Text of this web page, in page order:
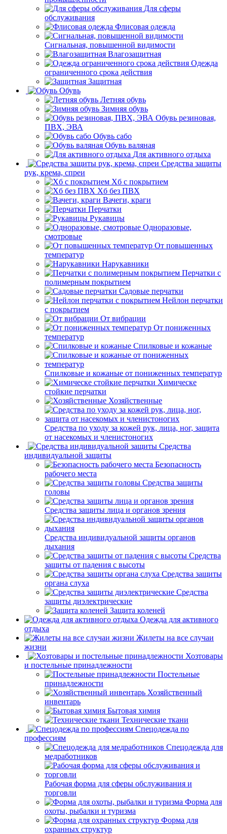
Для сферы
обслуживания
Флисовая одежда
Сигнальная, повышенной видимости
Влагозащитная
Одежда
ограниченного срока действия
Защитная
Обувь
Летняя обувь
Зимняя обувь
Обувь резиновая,
ПВХ, ЭВА
Обувь сабо
Обувь валяная
Для активного отдыха
Средства защиты
рук, крема, спреи
Хб с покрытием
Хб без ПВХ
Вачеги, краги
Перчатки
Рукавицы
Одноразовые,
смотровые
От повышенных
температур
Нарукавники
Перчатки с
полимерным покрытием
Садовые перчатки
Нейлон перчатки
с покрытием
От вибрации
От пониженных
температур
Спилковые и кожаные
Спилковые и кожаные от пониженных температур
Химическе
стойкие перчатки
Хозяйственные
Средства по уходу за кожей рук, лица, ног, защита
от насекомых и членистоногих
Средства
индивидуальной защиты
Безопасность
рабочего места
Средства защиты
головы
Средства защиты лица и органов зрения
Средства индивидуальной защиты органов
дыхания
Средства
защиты от падения с высоты
Средства защиты
органа слуха
Средства
защиты диэлектрические
Защита коленей
Одежда для активного
отдыха
Жилеты на все случаи
жизни
Хозтовары
и постельные принадлежности
Постельные
принадлежности
Хозяйственный
инвентарь
Бытовая химия
Технические ткани
Спецодежда по
профессиям
Спецодежда для
медработников
Рабочая форма для сферы обслуживания и
торговли
Форма для
охоты, рыбалки и туризма
Форма для
охранных структур